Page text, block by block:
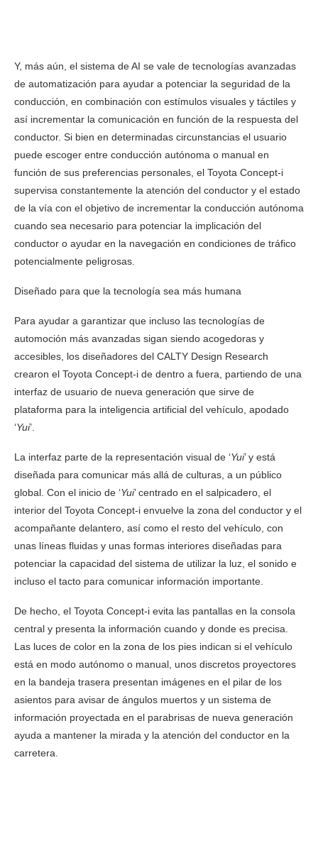
Y, más aún, el sistema de AI se vale de tecnologías avanzadas
de automatización para ayudar a potenciar la seguridad de la
conducción, en combinación con estímulos visuales y táctiles y
así incrementar la comunicación en función de la respuesta del
conductor. Si bien en determinadas circunstancias el usuario
puede escoger entre conducción autónoma o manual en
función de sus preferencias personales, el Toyota Concept-i
supervisa constantemente la atención del conductor y el estado
de la vía con el objetivo de incrementar la conducción autónoma
cuando sea necesario para potenciar la implicación del
conductor o ayudar en la navegación en condiciones de tráfico
potencialmente peligrosas.
Diseñado para que la tecnología sea más humana
Para ayudar a garantizar que incluso las tecnologías de
automoción más avanzadas sigan siendo acogedoras y
accesibles, los diseñadores del CALTY Design Research
crearon el Toyota Concept-i de dentro a fuera, partiendo de una
interfaz de usuario de nueva generación que sirve de
plataforma para la inteligencia artificial del vehículo, apodado
‘Yui’.
La interfaz parte de la representación visual de ‘Yui’ y está
diseñada para comunicar más allá de culturas, a un público
global. Con el inicio de ‘Yui’ centrado en el salpicadero, el
interior del Toyota Concept-i envuelve la zona del conductor y el
acompañante delantero, así como el resto del vehículo, con
unas líneas fluidas y unas formas interiores diseñadas para
potenciar la capacidad del sistema de utilizar la luz, el sonido e
incluso el tacto para comunicar información importante.
De hecho, el Toyota Concept-i evita las pantallas en la consola
central y presenta la información cuando y donde es precisa.
Las luces de color en la zona de los pies indican si el vehículo
está en modo autónomo o manual, unos discretos proyectores
en la bandeja trasera presentan imágenes en el pilar de los
asientos para avisar de ángulos muertos y un sistema de
información proyectada en el parabrisas de nueva generación
ayuda a mantener la mirada y la atención del conductor en la
carretera.